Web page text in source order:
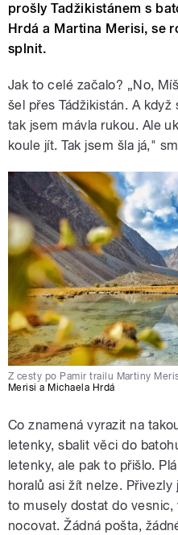
prošly Tadžikistánem s
Hrdá a Martina Merisi, se
splnit.
Jak to celé začalo? „No,
šel přes Tádžikistán. A
tak jsem mávla rukou. Ale
koule jít. Tak jsem šla já,"
Z cesty po Pamir trailu Martiny
Merisi a Michaela Hrdá
Co znamená vyrazit na
letenky, sbalit věci do
letenky, ale pak to přišlo.
horalů asi žít nelze.
to musely dostat do
nocovat. Žádná pošta,